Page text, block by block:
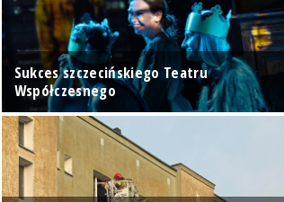
Sukces szczecińskiego Teatru
Współczesnego